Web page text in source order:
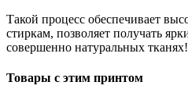
Такой процесс обеспечивает
стиркам, позволяет получать
совершенно натуральных тканях!
Товары с этим принтом